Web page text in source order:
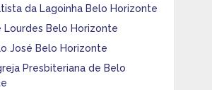
da Lagoinha Belo Horizonte
Lourdes Belo Horizonte
José Belo Horizonte
Presbiteriana de Belo